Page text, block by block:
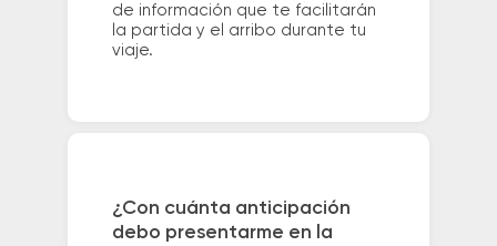
de información que te facilitarán
la partida y el arribo durante tu
viaje.
¿Con cuánta anticipación
debo presentarme en la